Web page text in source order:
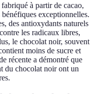
à partir de cacao,
exceptionnelles.
des antioxydants naturels
les radicaux libres,
le chocolat noir, souvent
moins de sucre et
récente a démontré que
du chocolat noir ont un